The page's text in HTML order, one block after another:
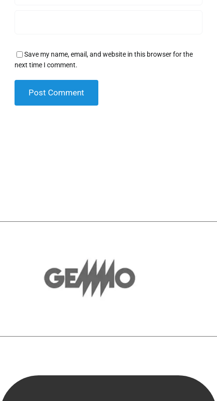
Save my name, email, and website in this browser for the
next time I comment.